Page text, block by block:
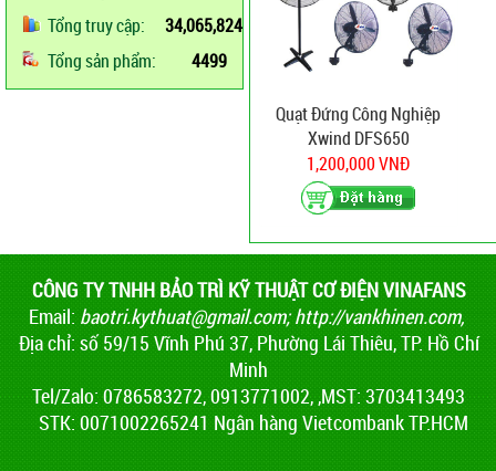
Tổng truy cập:
34,065,824
Tổng sản phẩm:
4499
Quạt Đứng Công Nghiệp
Xwind DFS650
1,200,000 VNĐ
CÔNG TY TNHH BẢO TRÌ KỸ THUẬT CƠ ĐIỆN VINAFANS
Email: baotri.kythuat@gmail.com;http://vankhinen.com,
Địa chỉ: số 59/15 Vĩnh Phú 37, Phường Lái Thiêu, TP. Hồ Chí
Minh
Tel/Zalo: 0786583272, 0913771002, ,MST: 3703413493
STK: 0071002265241 Ngân hàng Vietcombank TP.HCM